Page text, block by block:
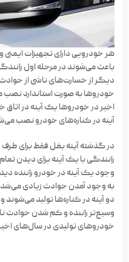
هر خودرویی دارای تجهیزات ایمنی
باعث می‌شوند در مرحله اول
دیگر از خسارت‌های ناشی از
خودروها به صورت استاندارد
اخیر در خودروها یک آینه در
آینه در کناره‌های خودرو نصب
در گذشته آینه بغل فقط برای
رانندگی با یک آینه برای دیدن
وجود یک آینه در خودرو راننده
به وجود آمدن حوادث زیادی می‌شد.
دو آینه در کناره‌ها تولید
وسیع‌تر راننده و کم شدن حوادث
خودروهای تولیدی در سال‌های